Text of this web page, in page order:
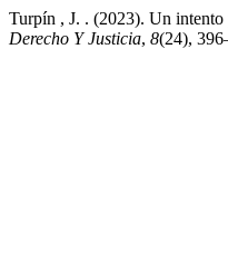
Turpín , J. . (2023). Un intento
Derecho Y Justicia, 8(24),